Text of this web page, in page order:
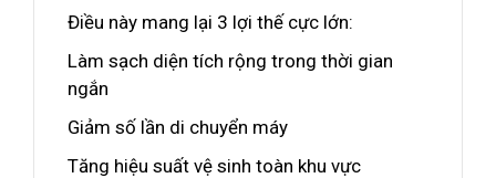
Điều này mang lại 3 lợi thế cực lớn:
Làm sạch diện tích rộng trong thời gian
ngắn
Giảm số lần di chuyển máy
Tăng hiệu suất vệ sinh toàn khu vực